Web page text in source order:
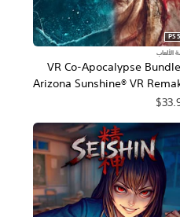
VR Co-Apocalypse
Arizona Sunshine® VR
+ After the
PS5
الألعاب